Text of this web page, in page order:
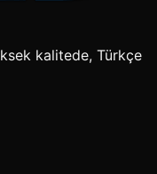
kalitede, Türkçe